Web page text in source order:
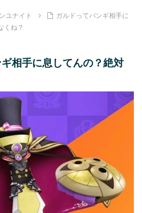
ユナイト
ガルドってバンギ相手に
くね？
相手に息してんの？絶対